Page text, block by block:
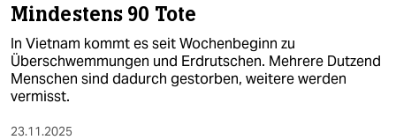
Mindestens 90 Tote
In Vietnam kommt es seit Wochenbeginn zu
Überschwemmungen und Erdrutschen. Mehrere Dutzend
Menschen sind dadurch gestorben, weitere werden
vermisst.
23.11.2025